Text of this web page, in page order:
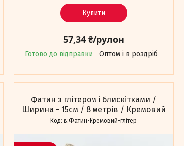
Купити
57,34 ₴/рулон
Готово до відправки Оптом і в роздріб
Фатин з глітером і блискітками /
Ширина - 15см / 8 метрів / Кремовий
в:Фатин-Кремовий-глітер